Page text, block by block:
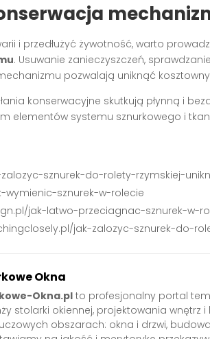
i przedłużyć żywotność, warto
. Usuwanie zanieczyszczeń,
pozwalają uniknąć
konserwacyjne skutkują płynną i
elementów systemu sznurkowego i
sznurek-do-rolety-rzymskiej-
wymienic-sznurek-w-rolecie
jak-latwo-przeciagnac-sznurek-w-
jak-zalozyc-sznurek-do-
Okna
Okna.pl to profesjonalny portal
stolarki okiennej, projektowania wnętrz
obszarach: okna i drzwi,